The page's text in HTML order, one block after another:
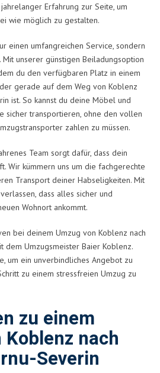
Erfahrung zur Seite, um
wie möglich zu gestalten.
einen umfangreichen Service, sondern
Mit unserer günstigen Beiladungsoption
du den verfügbaren Platz in einem
gerade auf dem Weg von Koblenz
ist. So kannst du deine Möbel und
sicher transportieren, ohne den vollen
zahlen zu müssen.
Team sorgt dafür, dass dein
Wir kümmern uns um die fachgerechte
Transport deiner Habseligkeiten. Mit
dass alles sicher und
Wohnort ankommt.
bei deinem Umzug von Koblenz nach
dem Umzugsmeister Baier Koblenz.
um ein unverbindliches Angebot zu
zu einem stressfreien Umzug zu
zu einem
Koblenz nach
Severin